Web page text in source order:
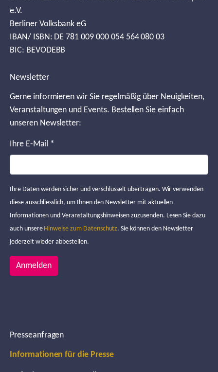
e.V.
Berliner Volksbank eG
IBAN/ ISBN: DE 781 009 000 054 564 080 03
BIC: BEVODEBB
Newsletter
Gerne informieren wir Sie regelmäßig über Neuigkeiten,
Veranstaltungen und Events. Bestellen Sie einfach
unseren Newsletter:
Ihre E-Mail *
Ihre Daten werden sicher und verschlüsselt übertragen. Wir verwenden
diese ausschliesslich, um Ihnen den Newsletter mit aktuellen
Informationen und Veranstaltungshinweisen zuzusenden. Lesen Sie dazu
auch unsere Hinweise zum Datenschutz. Sie können den Newsletter
jederzeit wieder abbestellen.
Anmelden
Presseanfragen
Informationen für die Presse